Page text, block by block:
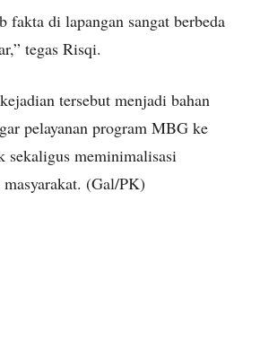
fakta di lapangan sangat berbeda
tegas Risqi.
tersebut menjadi bahan
pelayanan program MBG ke
sekaligus meminimalisasi
(Gal/PK)